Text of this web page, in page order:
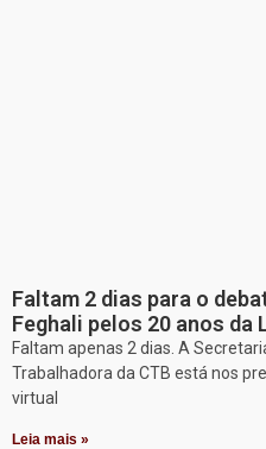
Faltam 2 dias para o
Feghali pelos 20 anos da
Faltam apenas 2 dias. A
Trabalhadora da CTB está nos
virtual
Leia mais »